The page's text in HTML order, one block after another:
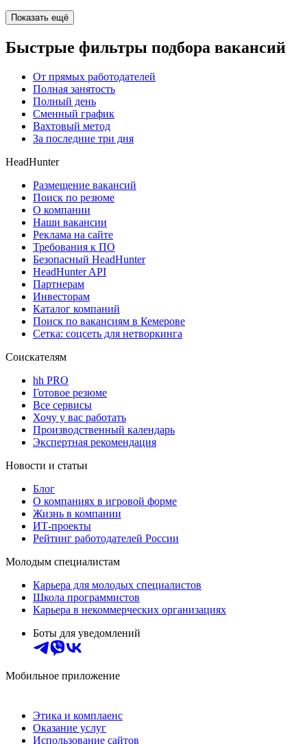
Показать ещё
Быстрые фильтры подбора вакансий
От прямых работодателей
Полная занятость
Полный день
Сменный график
Вахтовый метод
За последние три дня
HeadHunter
Размещение вакансий
Поиск по резюме
О компании
Наши вакансии
Реклама на сайте
Требования к ПО
Безопасный HeadHunter
HeadHunter API
Партнерам
Инвесторам
Каталог компаний
Поиск по вакансиям в Кемерове
Сетка: соцсеть для нетворкинга
Соискателям
hh PRO
Готовое резюме
Все сервисы
Хочу у вас работать
Производственный календарь
Экспертная рекомендация
Новости и статьи
Блог
О компаниях в игровой форме
Жизнь в компании
ИТ-проекты
Рейтинг работодателей России
Молодым специалистам
Карьера для молодых специалистов
Школа программистов
Карьера в некоммерческих организациях
Боты для уведомлений
Мобильное приложение
Этика и комплаенс
Оказание услуг
Использование сайтов